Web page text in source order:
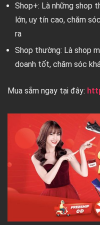
Shop+: Là những shop
lớn, uy tín cao, chăm
ra
Shop thường: Là shop
doanh tốt, chăm sóc
Mua sắm ngay tại đây: